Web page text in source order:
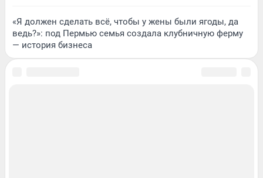
«Я должен сделать всё, чтобы у жены были ягоды, да
ведь?»: под Пермью семья создала клубничную ферму
— история бизнеса